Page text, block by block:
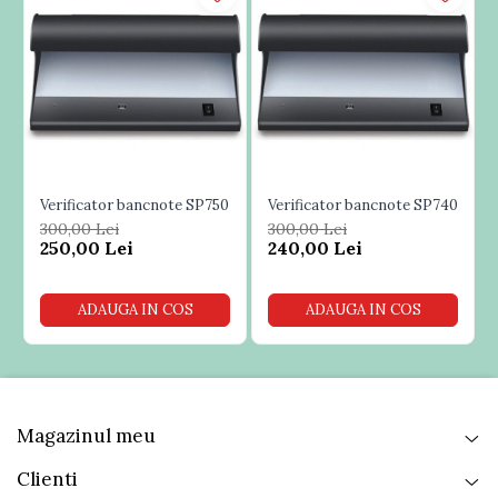
Verificator bancnote SP750
300,00 Lei
250,00 Lei
ADAUGA IN COS
Verificator bancnote SP740
300,00 Lei
240,00 Lei
ADAUGA IN COS
Magazinul meu
Clienti